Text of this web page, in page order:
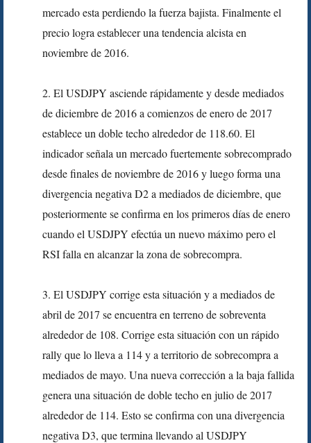
mercado esta perdiendo la fuerza bajista. Finalmente el
precio logra establecer una tendencia alcista en
noviembre de 2016.
2. El USDJPY asciende rápidamente y desde mediados
de diciembre de 2016 a comienzos de enero de 2017
establece un doble techo alrededor de 118.60. El
indicador señala un mercado fuertemente sobrecomprado
desde finales de noviembre de 2016 y luego forma una
divergencia negativa D2 a mediados de diciembre, que
posteriormente se confirma en los primeros días de enero
cuando el USDJPY efectúa un nuevo máximo pero el
RSI falla en alcanzar la zona de sobrecompra.
3. El USDJPY corrige esta situación y a mediados de
abril de 2017 se encuentra en terreno de sobreventa
alrededor de 108. Corrige esta situación con un rápido
rally que lo lleva a 114 y a territorio de sobrecompra a
mediados de mayo. Una nueva corrección a la baja fallida
genera una situación de doble techo en julio de 2017
alrededor de 114. Esto se confirma con una divergencia
negativa D3, que termina llevando al USDJPY